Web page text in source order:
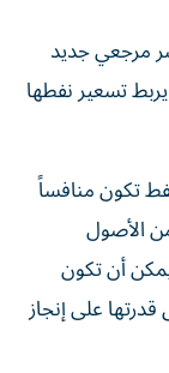
مرجعي جديد
تسعير نفطها
تكون منافساً
الأصول
أن تكون
على إنجاز